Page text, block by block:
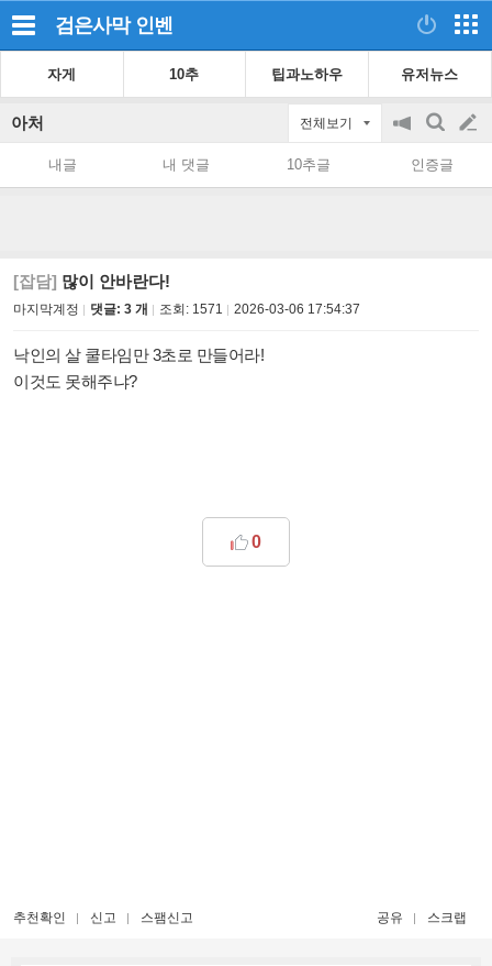
검은사막 인벤
자게 10추 팁과노하우 유저뉴스
아처 전체보기
공
on/off
검
색
글
쓰
내글 내 댓글 10추글 인증글
[잡담] 많이 안바란다!
마지막계정 댓글: 3 개 조회: 1571 2026-03-06 17:54:37
낙인의 살 쿨타임만 3초로 만들어라!
이것도 못해주냐?
0
추천확인 신고 스팸신고 공유 스크랩